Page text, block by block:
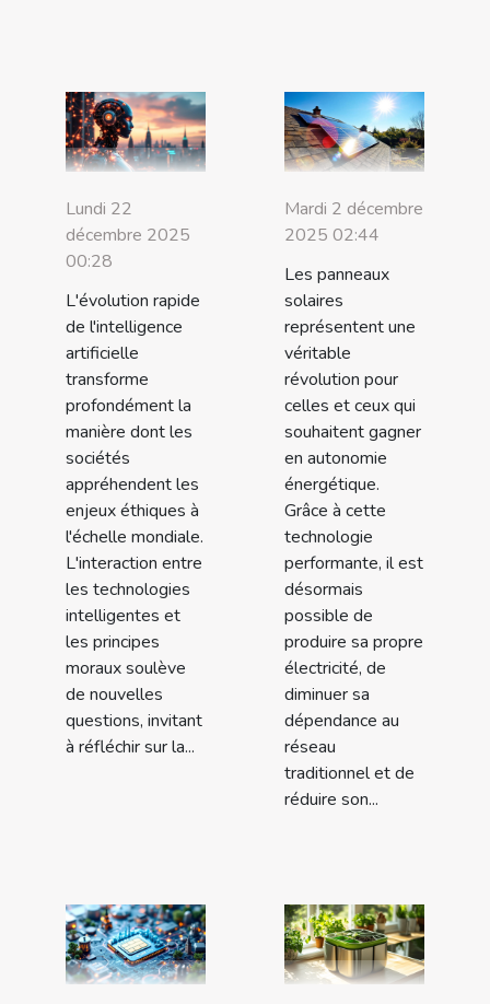
Lundi 22
décembre 2025
00:28
L'évolution rapide
de l'intelligence
artificielle
transforme
profondément la
manière dont les
sociétés
appréhendent les
enjeux éthiques à
l'échelle mondiale.
L'interaction entre
les technologies
intelligentes et
les principes
moraux soulève
de nouvelles
questions, invitant
à réfléchir sur la...
Mardi 2 décembre
2025 02:44
Les panneaux
solaires
représentent une
véritable
révolution pour
celles et ceux qui
souhaitent gagner
en autonomie
énergétique.
Grâce à cette
technologie
performante, il est
désormais
possible de
produire sa propre
électricité, de
diminuer sa
dépendance au
réseau
traditionnel et de
réduire son...